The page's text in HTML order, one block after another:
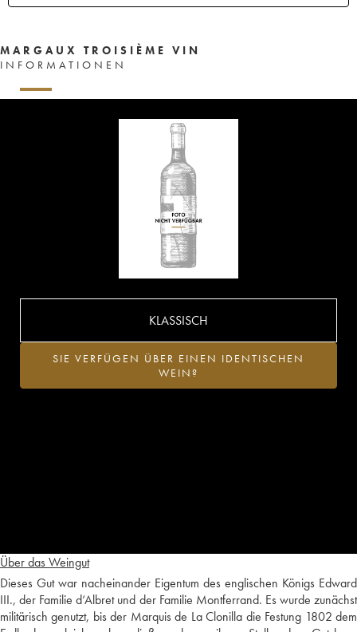
MARGAUX TROISIÈME VIN
INFORMATIONEN
Über das Weingut
Dieses Gut war nacheinander Eigentum des englischen Königs Edward
III., der Familie d‘Albret und der Familie Montferrand. Es wurde zunächst
militärisch genutzt, bis der Marquis de La Clonilla die Festung 1802 dem
KLASSISCH
SIE VERFÜGEN ÜBER EINEN IDENTISCHEN
WEIN?